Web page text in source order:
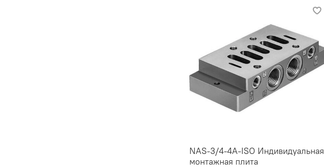
NAS-3/4-4A-ISO Индивидуальная
монтажная плита